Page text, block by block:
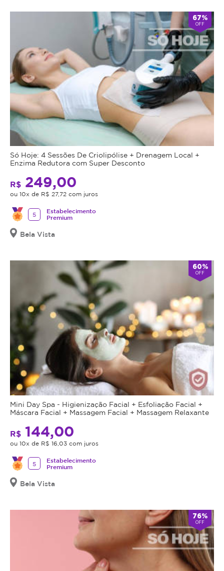
67%
OFF
Só Hoje: 4 Sessões De Criolipólise + Drenagem Local +
Enzima Redutora com Super Desconto
R$ 249,00
ou 10x de R$ 27,72 com juros
5
Estabelecimento
Premium
Bela Vista
60%
OFF
Mini Day Spa - Higienização Facial + Esfoliação Facial +
Máscara Facial + Massagem Facial + Massagem Relaxante
R$ 144,00
ou 10x de R$ 16,03 com juros
5
Estabelecimento
Premium
Bela Vista
76%
OFF